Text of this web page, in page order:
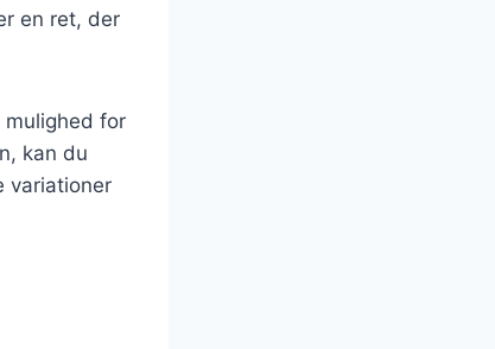
en ret, der
mulighed for
kan du
variationer